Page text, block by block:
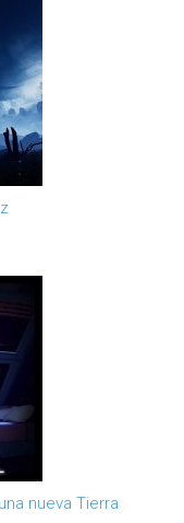
nueva Tierra